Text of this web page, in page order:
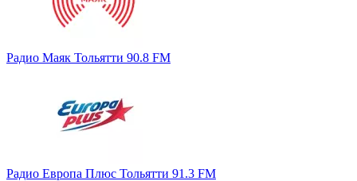
Радио Маяк Тольятти 90.8 FM
Радио Европа Плюс Тольятти 91.3 FM